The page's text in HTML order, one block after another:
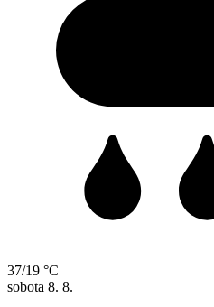
37/19 °C
sobota 8. 8.